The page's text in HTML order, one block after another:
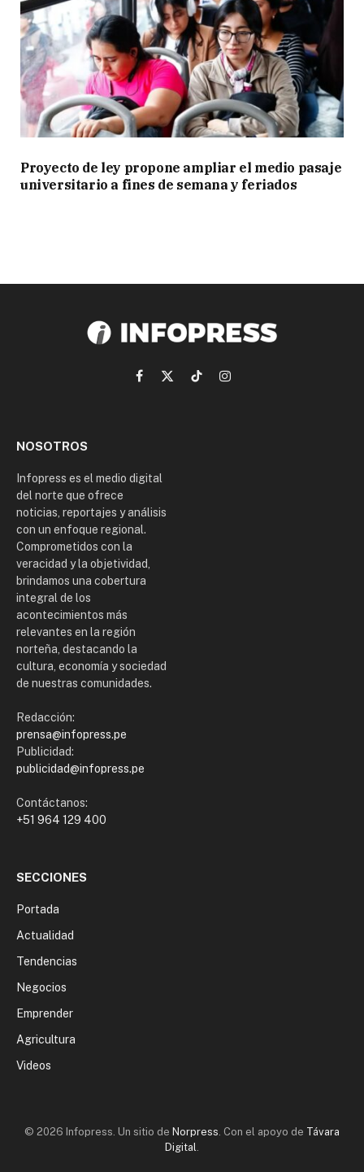
Proyecto de ley propone ampliar el medio pasaje
universitario a fines de semana y feriados
Facebook
X
TikTokInstagram
NOSOTROS
Infopress es el medio digital
del norte que ofrece
noticias, reportajes y análisis
con un enfoque regional.
Comprometidos con la
veracidad y la objetividad,
brindamos una cobertura
integral de los
acontecimientos más
relevantes en la región
norteña, destacando la
cultura, economía y sociedad
de nuestras comunidades.
Redacción:
prensa@infopress.pe
Publicidad:
publicidad@infopress.pe
Contáctanos:
+51 964 129 400
SECCIONES
Portada
Actualidad
Tendencias
Negocios
Emprender
Agricultura
Videos
© 2026 Infopress. Un sitio de Norpress. Con el apoyo de Távara
Digital.